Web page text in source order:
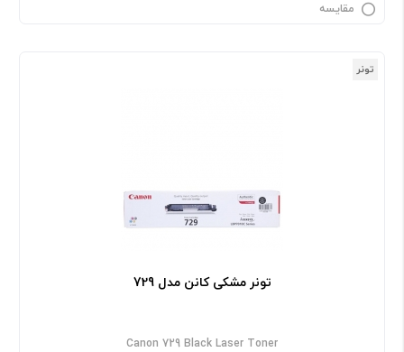
مقایسه
تونر
تونر مشکی کانن مدل 729
Canon 729 Black Laser Toner